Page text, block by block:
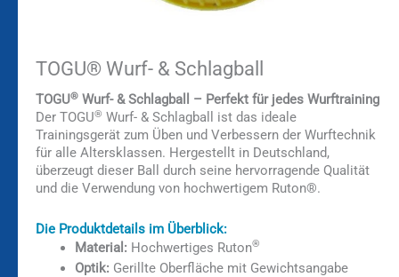
TOGU® Wurf- & Schlagball
TOGU® Wurf- & Schlagball – Perfekt für jedes Wurftraining
Der TOGU® Wurf- & Schlagball ist das ideale
Trainingsgerät zum Üben und Verbessern der Wurftechnik
für alle Altersklassen. Hergestellt in Deutschland,
überzeugt dieser Ball durch seine hervorragende Qualität
und die Verwendung von hochwertigem Ruton®.
Die Produktdetails im Überblick:
Material: Hochwertiges Ruton®
Optik: Gerillte Oberfläche mit Gewichtsangabe